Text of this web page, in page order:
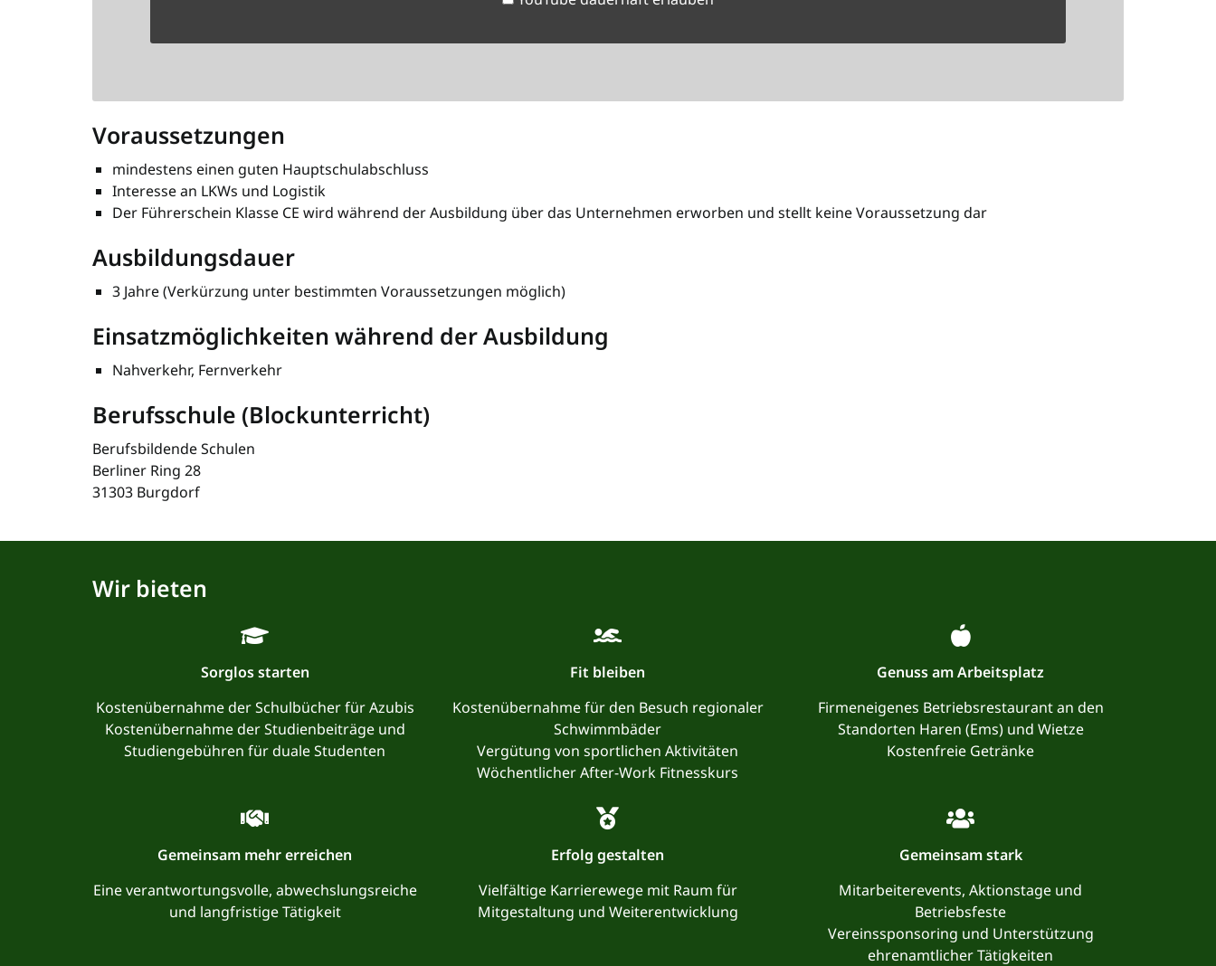
Voraussetzungen
mindestens einen guten Hauptschulabschluss
Interesse an LKWs und Logistik
Der Führerschein Klasse CE wird während der Ausbildung über das Unternehmen erworben und stellt keine Voraussetzung dar
Ausbildungsdauer
3 Jahre (Verkürzung unter bestimmten Voraussetzungen möglich)
Einsatzmöglichkeiten während der Ausbildung
Nahverkehr, Fernverkehr
Berufsschule (Blockunterricht)
Berufsbildende Schulen
Berliner Ring 28
31303 Burgdorf
Wir bieten
Sorglos starten
Kostenübernahme der Schulbücher für Azubis
Kostenübernahme der Studienbeiträge und
Studiengebühren für duale Studenten
Fit bleiben
Kostenübernahme für den Besuch regionaler
Schwimmbäder
Vergütung von sportlichen Aktivitäten
Wöchentlicher After-Work Fitnesskurs
Genuss am Arbeitsplatz
Firmeneigenes Betriebsrestaurant an den
Standorten Haren (Ems) und Wietze
Kostenfreie Getränke
Gemeinsam mehr erreichen
Eine verantwortungsvolle, abwechslungsreiche
und langfristige Tätigkeit
Erfolg gestalten
Vielfältige Karrierewege mit Raum für
Mitgestaltung und Weiterentwicklung
Gemeinsam stark
Mitarbeiterevents, Aktionstage und
Betriebsfeste
Vereinssponsoring und Unterstützung
ehrenamtlicher Tätigkeiten